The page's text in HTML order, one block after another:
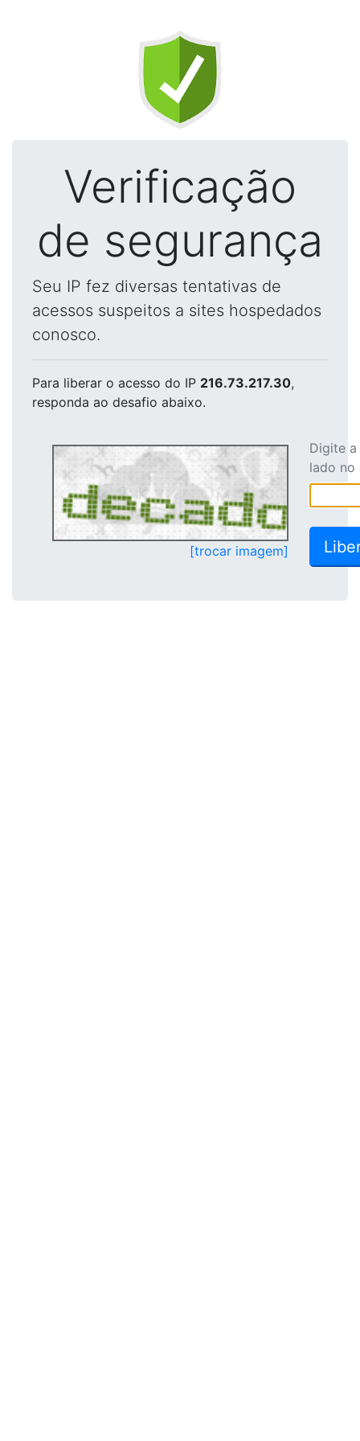
Verificação
de segurança
Seu IP fez diversas tentativas de
acessos suspeitos a sites hospedados
conosco.
Para liberar o acesso do IP 216.73.217.30,
responda ao desafio abaixo.
[trocar imagem]
Digite
lado no